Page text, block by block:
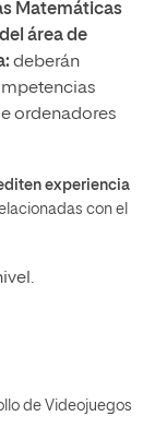
Matemáticas
área de
deberán
ordenadores
experiencia
con el
de Videojuegos